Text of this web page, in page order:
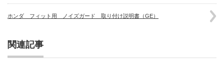
ホンダ フィット用 ノイズガード 取り付け説明書（GE）
関連記事